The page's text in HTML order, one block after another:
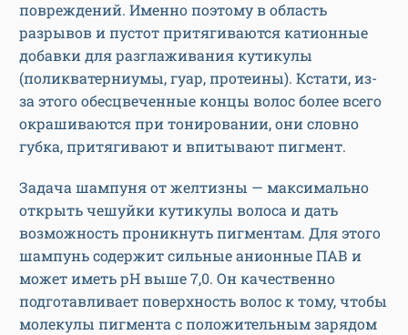
повреждений. Именно поэтому в область
разрывов и пустот притягиваются катионные
добавки для разглаживания кутикулы
(поликватерниумы, гуар, протеины). Кстати, из-
за этого обесцвеченные концы волос более всего
окрашиваются при тонировании, они словно
губка, притягивают и впитывают пигмент.
Задача шампуня от желтизны — максимально
открыть чешуйки кутикулы волоса и дать
возможность проникнуть пигментам. Для этого
шампунь содержит сильные анионные ПАВ и
может иметь рН выше 7,0. Он качественно
подготавливает поверхность волос к тому, чтобы
молекулы пигмента с положительным зарядом